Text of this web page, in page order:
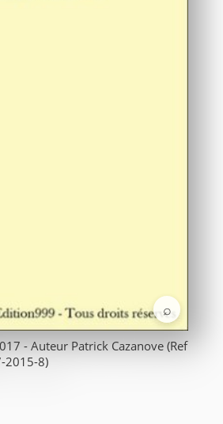
⌕
- Auteur Patrick Cazanove (Ref
2015-8)